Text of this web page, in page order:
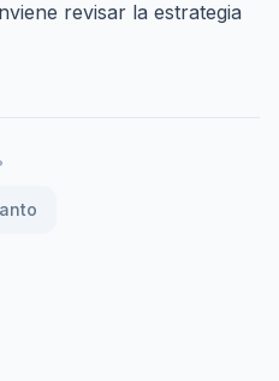
revisar la estrategia